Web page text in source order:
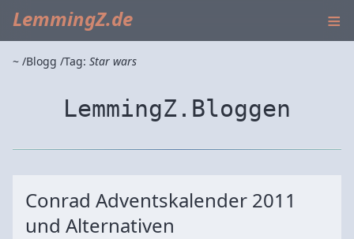
LemmingZ.de ≡
~ Blogg Tag: Star wars
LemmingZ.Bloggen
Conrad Adventskalender 2011
und Alternativen